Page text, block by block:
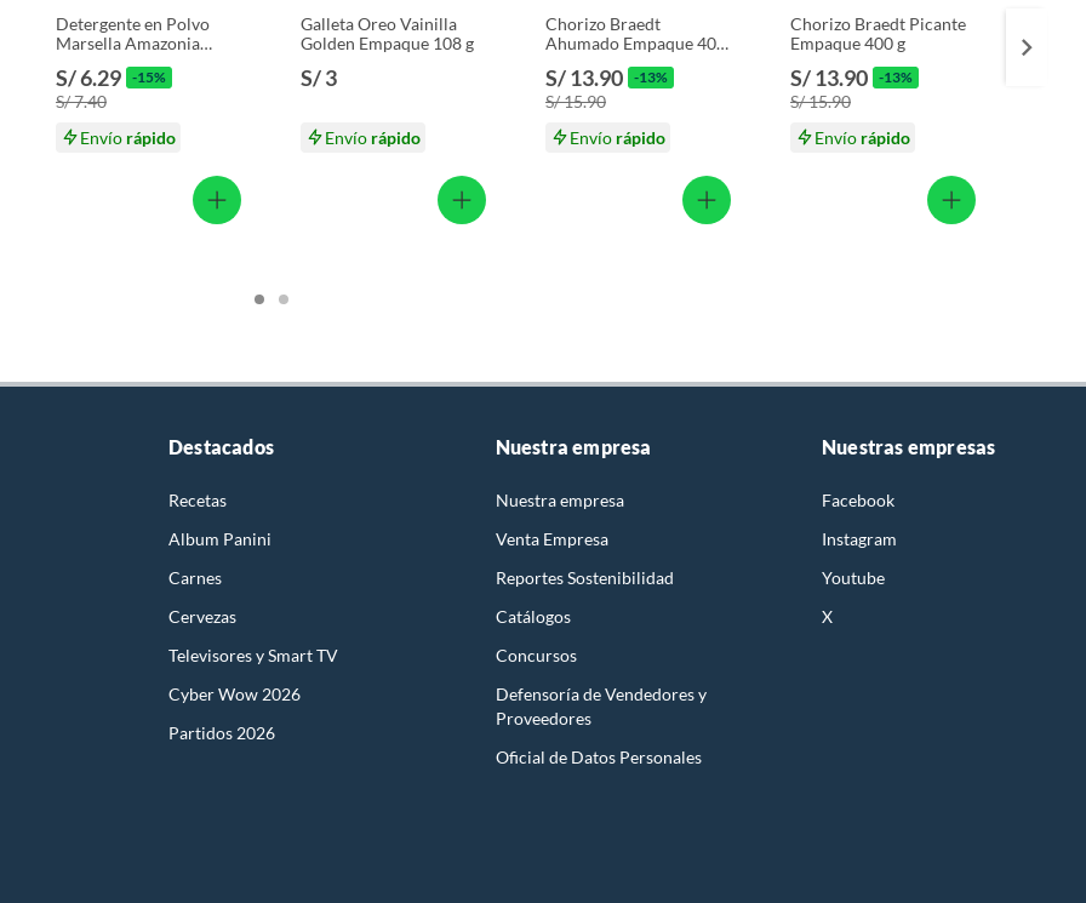
Detergente en Polvo
Marsella Amazonia
Tropical Bolsa 730 g
S/ 6.29 -15%
S/ 7.40
Envío rápido
Galleta Oreo Vainilla
Golden Empaque 108 g
S/ 3
Envío rápido
Chorizo Braedt
Ahumado Empaque 400
S/ 13.90 -13%
S/ 15.90
Envío rápido
Chorizo Braedt Picante
Empaque 400 g
S/ 13.90 -13%
S/ 15.90
Envío rápido
Destacados
Recetas
Album Panini
Carnes
Cervezas
Televisores y Smart TV
Cyber Wow 2026
Partidos 2026
Nuestra empresa
Nuestra empresa
Venta Empresa
Reportes Sostenibilidad
Catálogos
Concursos
Defensoría de Vendedores y
Proveedores
Oficial de Datos Personales
Nuestras empresas
Facebook
Instagram
Youtube
X